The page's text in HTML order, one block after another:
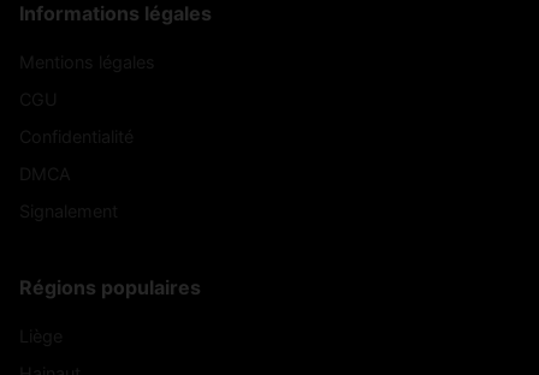
Informations légales
Régions populaires